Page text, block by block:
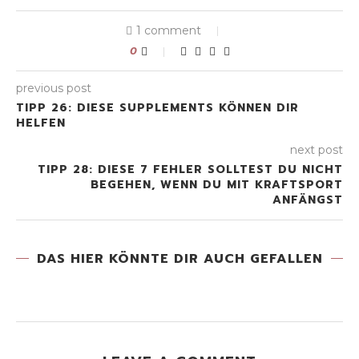
1 comment
0
previous post
TIPP 26: DIESE SUPPLEMENTS KÖNNEN DIR
HELFEN
next post
TIPP 28: DIESE 7 FEHLER SOLLTEST DU NICHT
BEGEHEN, WENN DU MIT KRAFTSPORT
ANFÄNGST
DAS HIER KÖNNTE DIR AUCH GEFALLEN